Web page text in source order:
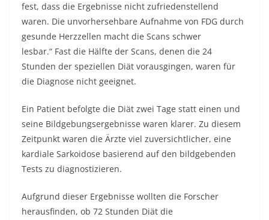
fest, dass die Ergebnisse nicht zufriedenstellend
waren. Die unvorhersehbare Aufnahme von FDG durch
gesunde Herzzellen macht die Scans schwer
lesbar.“ Fast die Hälfte der Scans, denen die 24
Stunden der speziellen Diät vorausgingen, waren für
die Diagnose nicht geeignet.
Ein Patient befolgte die Diät zwei Tage statt einen und
seine Bildgebungsergebnisse waren klarer. Zu diesem
Zeitpunkt waren die Ärzte viel zuversichtlicher, eine
kardiale Sarkoidose basierend auf den bildgebenden
Tests zu diagnostizieren.
Aufgrund dieser Ergebnisse wollten die Forscher
herausfinden, ob 72 Stunden Diät die